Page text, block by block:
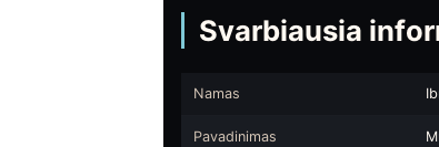
Svarbiausia
Namas
Pavadinimas